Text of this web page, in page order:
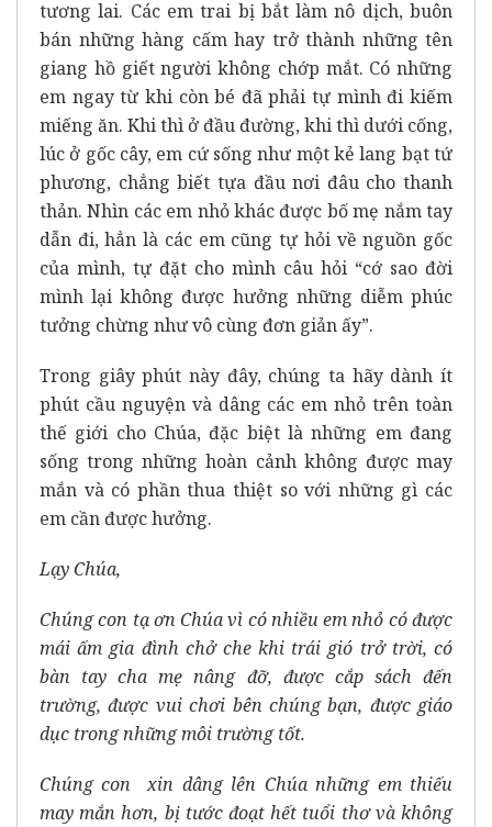
tương lai. Các em trai bị bắt làm nô dịch, buôn
bán những hàng cấm hay trở thành những tên
giang hồ giết người không chớp mắt. Có những
em ngay từ khi còn bé đã phải tự mình đi kiếm
miếng ăn. Khi thì ở đầu đường, khi thì dưới cống,
lúc ở gốc cây, em cứ sống như một kẻ lang bạt tứ
phương, chẳng biết tựa đầu nơi đâu cho thanh
thản. Nhìn các em nhỏ khác được bố mẹ nắm tay
dẫn đi, hẳn là các em cũng tự hỏi về nguồn gốc
của mình, tự đặt cho mình câu hỏi “cớ sao đời
mình lại không được hưởng những diễm phúc
tưởng chừng như vô cùng đơn giản ấy”.
Trong giây phút này đây, chúng ta hãy dành ít
phút cầu nguyện và dâng các em nhỏ trên toàn
thế giới cho Chúa, đặc biệt là những em đang
sống trong những hoàn cảnh không được may
mắn và có phần thua thiệt so với những gì các
em cần được hưởng.
Lạy Chúa,
Chúng con tạ ơn Chúa vì có nhiều em nhỏ có được
mái ấm gia đình chở che khi trái gió trở trời, có
bàn tay cha mẹ nâng đỡ, được cắp sách đến
trường, được vui chơi bên chúng bạn, được giáo
dục trong những môi trường tốt.
Chúng con xin dâng lên Chúa những em thiếu
may mắn hơn, bị tước đoạt hết tuổi thơ và không